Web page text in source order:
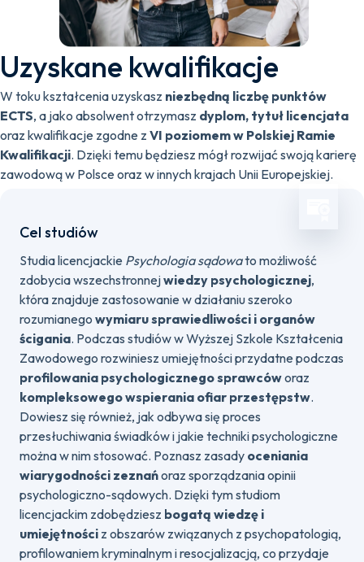
Uzyskane kwalifikacje
W toku kształcenia uzyskasz niezbędną liczbę punktów
ECTS, a jako absolwent otrzymasz dyplom, tytuł licencjata
oraz kwalifikacje zgodne z VI poziomem w Polskiej Ramie
Kwalifikacji. Dzięki temu będziesz mógł rozwijać swoją karierę
zawodową w Polsce oraz w innych krajach Unii Europejskiej.
Cel studiów
Studia licencjackie Psychologia sądowato możliwość
zdobycia wszechstronnejwiedzy psychologicznej,
która znajduje zastosowanie w działaniu szeroko
rozumianego wymiaru sprawiedliwości i organów
ścigania. Podczas studiów w Wyższej Szkole Kształcenia
Zawodowego rozwiniesz umiejętności przydatne podczas
profilowania psychologicznego sprawcóworaz
kompleksowego wspierania ofiar przestępstw.
Dowiesz się również, jak odbywa się proces
przesłuchiwania świadków i jakie techniki psychologiczne
można w nim stosować. Poznasz zasady oceniania
wiarygodności zeznańoraz sporządzania opinii
psychologiczno-sądowych. Dzięki tym studiom
licencjackim zdobędziesz bogatą wiedzę i
umiejętności z obszarów związanych z psychopatologią,
profilowaniem kryminalnym i resocjalizacją, co przydaje